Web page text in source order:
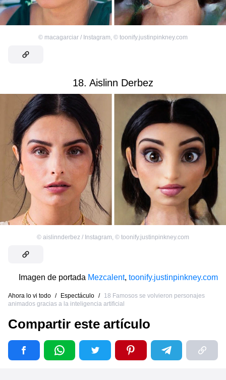
© macagarciar / Instagram, © toonify.justinpinkney.com
18. Aislinn Derbez
© aislinnderbez / Instagram © toonify.justinpinkney.com
Imagen de portada Mezcalent, toonify.justinpinkney.com
Ahora lo vi todo / Espectáculo /
18 Famosos se volvieron personajes
animados gracias a la inteligencia artificial
Compartir este artículo